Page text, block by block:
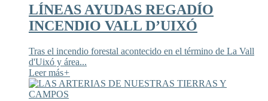
LÍNEAS AYUDAS REGADÍO
INCENDIO VALL D’UIXÓ
Tras el incendio forestal acontecido en el término de La Vall
d'Uixó y área...
Leer más+